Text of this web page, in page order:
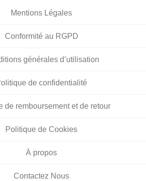
Mentions Légales
Conformité au RGPD
générales d’utilisation
de confidentialité
de remboursement et de retour
Politique de Cookies
À propos
Contactez Nous